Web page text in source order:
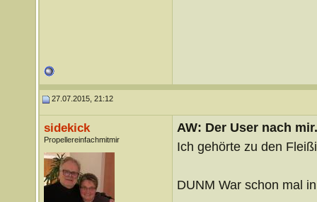
27.07.2015, 21:12
sidekick
Propellereinfachmitmir
AW: Der User nach
Ich gehörte zu den
DUNM War schon mal